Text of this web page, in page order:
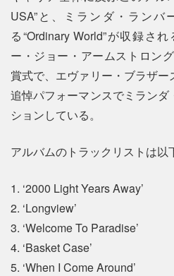
USA”と、ミランダ・ランバ
る“Ordinary World”が収録さ
ー・ジョー・アームストロン
賞式で、エヴァリー・ブラザ
追悼パフォーマンスでミラン
ションしている。
アルバムのトラックリストは以
1. ‘2000 Light Years Away’
2. ‘Longview’
3. ‘Welcome To Paradise’
4. ‘Basket Case’
5. ‘When I Come Around’